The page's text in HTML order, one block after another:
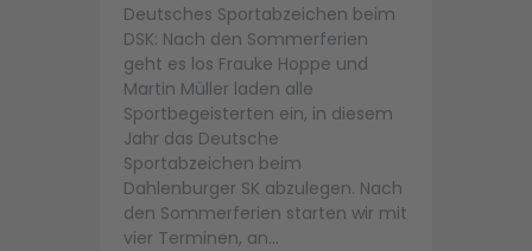
Deutsches Sportabzeichen beim
DSK: Nach den Sommerferien
geht es los Frauke Hoppe und
Martin Müller laden alle
Sportbegeisterten ein, in diesem
Jahr das Deutsche
Sportabzeichen beim
Dahlenburger SK abzulegen. Nach
den Sommerferien starten wir mit
vier Terminen, an…